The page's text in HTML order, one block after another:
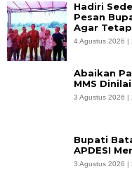
Hadiri
Pesan
Agar
4 Agustus 2026 |
Abaikan
MMS
3 Agustus 2026 |
Bupati
APDESI
3 Agustus 2026 |